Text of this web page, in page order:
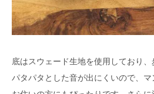
底はスウェード生地を使用しており
パタパタとした音が出にくいので、